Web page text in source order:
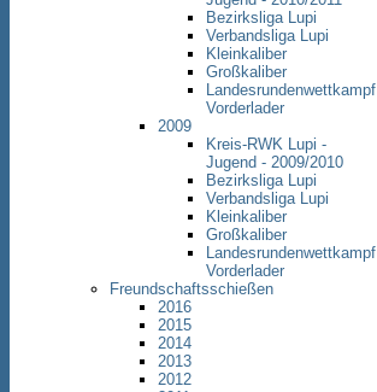
Bezirksliga Lupi
Verbandsliga Lupi
Kleinkaliber
Großkaliber
Landesrundenwettkampf
Vorderlader
2009
Kreis-RWK Lupi -
Jugend - 2009/2010
Bezirksliga Lupi
Verbandsliga Lupi
Kleinkaliber
Großkaliber
Landesrundenwettkampf
Vorderlader
Freundschaftsschießen
2016
2015
2014
2013
2012